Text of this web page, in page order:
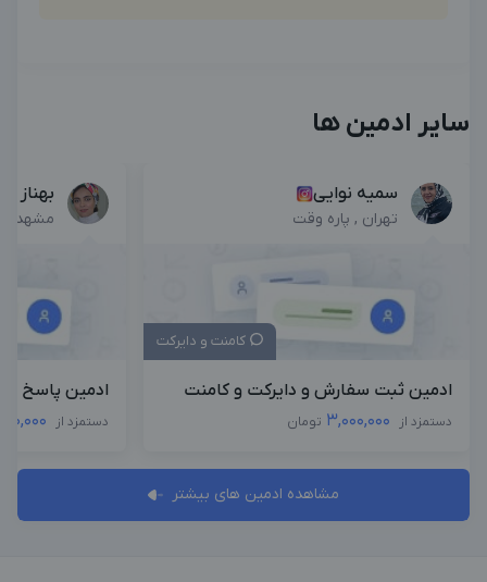
سایر ادمین ها
سمیه نوایی
تهران , پاره وقت
کامنت و دایرکت
ادمین ثبت سفارش و دایرکت و کامنت
دستمزد از 3,000,000 تومان
بهناز
مشهد ,
ادمین پاسخ
دستمزد از
مشاهده ادمین های بیشتر